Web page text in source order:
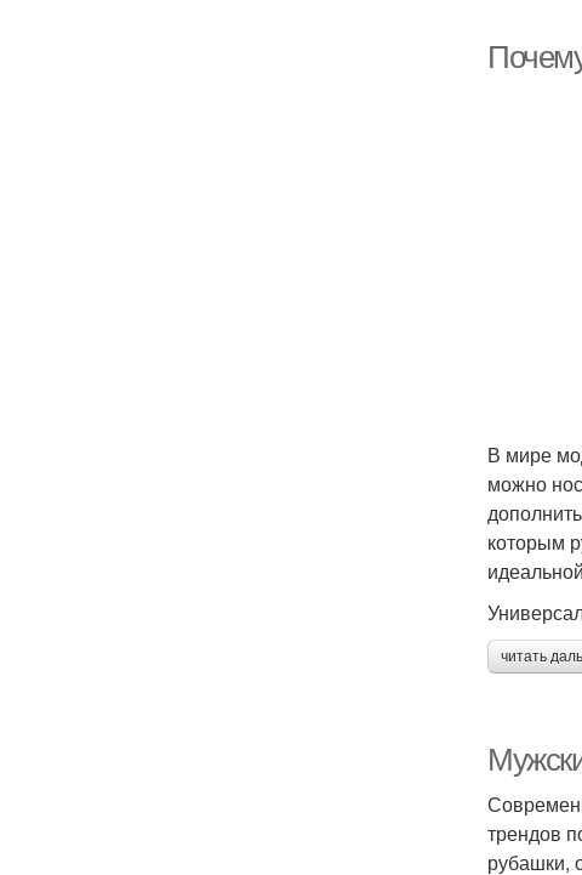
В мире
можно
которым
читать
трендов
рубашки,